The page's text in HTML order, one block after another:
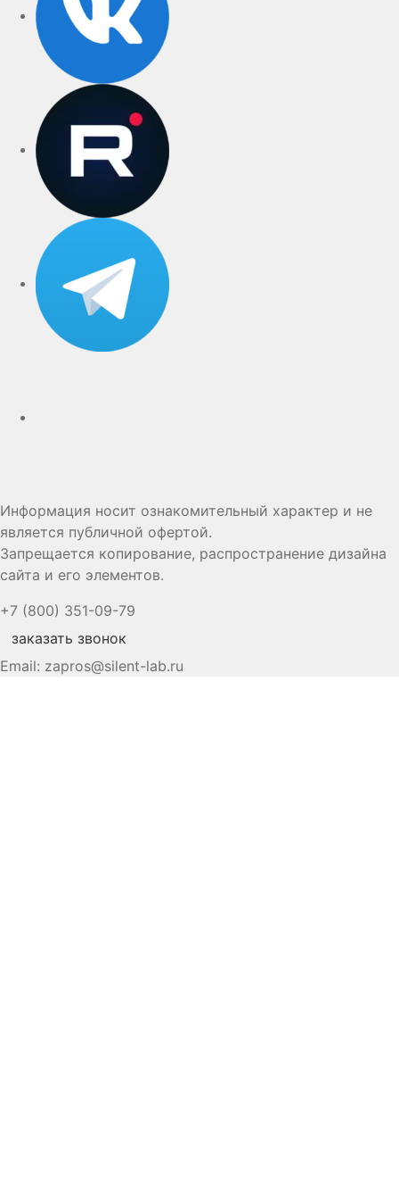
Информация носит ознакомительный характер и не
является публичной офертой.
Запрещается копирование, распространение дизайна
сайта и его элементов.
+7 (800) 351-09-79
заказать звонок
Email: zapros@silent-lab.ru